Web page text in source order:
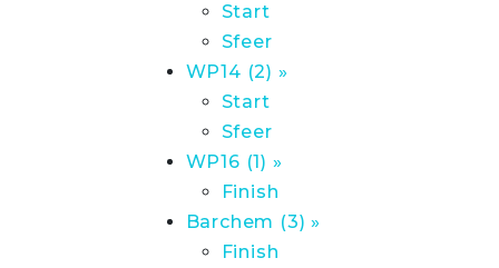
Start
Sfeer
WP14 (2) »
Start
Sfeer
WP16 (1) »
Finish
Barchem (3) »
Finish